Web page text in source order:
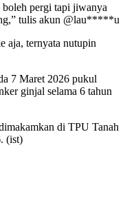
pergi tapi jiwanya
tulis akun @lau*****u
aja, ternyata nutupin
7 Maret 2026 pukul
ginjal selama 6 tahun
di TPU Tanah
(ist)